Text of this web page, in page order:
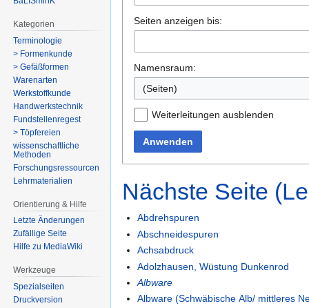
Seiten anzeigen bis:
Namensraum:
(Seiten)
Weiterleitungen ausblenden
Anwenden
Nächste Seite
Abdrehspuren
Abschneidespuren
Achsabdruck
Adolzhausen, Wüstung Dunkenrod
Albware
Albware (Schwäbische Alb/ mittleres
Kategorien
Terminologie
> Formenkunde
> Gefäßformen
Warenarten
Werkstoffkunde
Handwerkstechnik
Fundstellenregest
> Töpfereien
wissenschaftliche
Methoden
Forschungsressourcen
Lehrmaterialien
Orientierung & Hilfe
Letzte Änderungen
Zufällige Seite
Hilfe zu MediaWiki
Werkzeuge
Spezialseiten
Druckversion